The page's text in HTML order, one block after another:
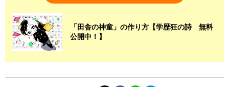
「田舎の神童」の作り方【学歴狂の詩 無料
公開中！】